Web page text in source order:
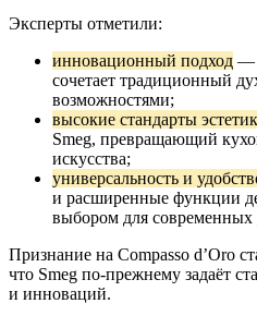
Эксперты отметили:
инновационный подход —
сочетает традиционный
возможностями;
высокие стандарты
Smeg, превращающий
искусства;
универсальность и
и расширенные функции
выбором для современных
Признание на Compasso d’Oro
что Smeg по-прежнему задаёт
и инноваций.